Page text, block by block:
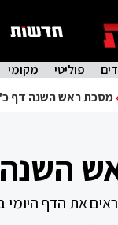
פוליטי מקומי
מסכת ראש השנה דף
את הדף